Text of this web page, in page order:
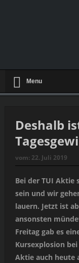
Menu
Deshalb
vom: 22. Juli 2019
Bei der TUI Aktie
sein und wir
lauern. Jetzt ist
ansonsten
Freitag gab es
Kursexplosion
Aktie auch heute